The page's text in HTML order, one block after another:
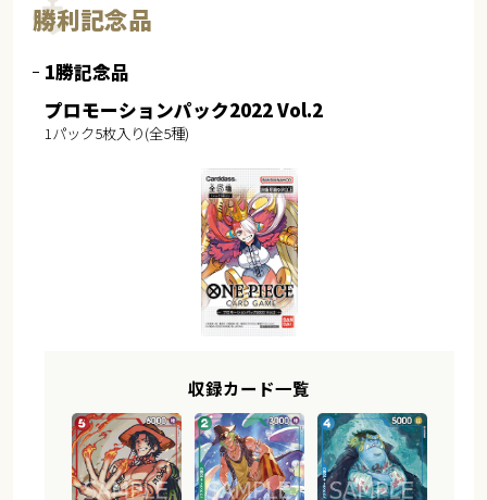
勝利記念品
1勝記念品
プロモーションパック2022 Vol.2
1パック5枚入り(全5種)
収録カード一覧